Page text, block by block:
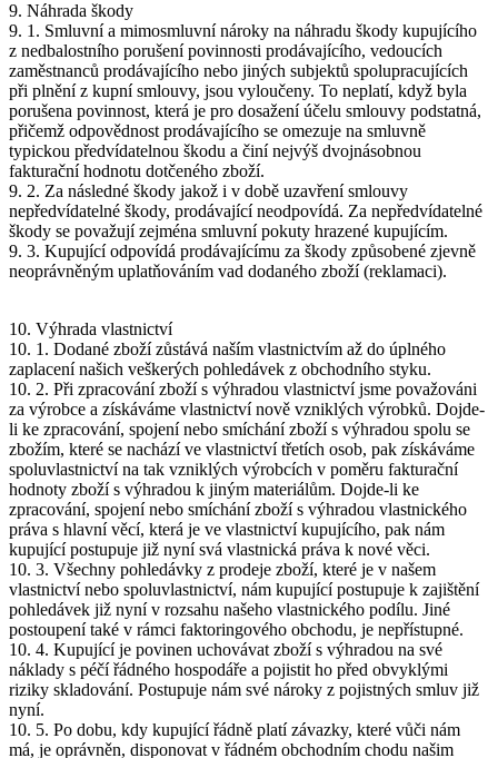
9. Náhrada škody
9. 1. Smluvní a mimosmluvní nároky na náhradu škody kupujícího
z nedbalostního porušení povinnosti prodávajícího, vedoucích
zaměstnanců prodávajícího nebo jiných subjektů spolupracujících
při plnění z kupní smlouvy, jsou vyloučeny. To neplatí, když byla
porušena povinnost, která je pro dosažení účelu smlouvy podstatná,
přičemž odpovědnost prodávajícího se omezuje na smluvně
typickou předvídatelnou škodu a činí nejvýš dvojnásobnou
fakturační hodnotu dotčeného zboží.
9. 2. Za následné škody jakož i v době uzavření smlouvy
nepředvídatelné škody, prodávající neodpovídá. Za nepředvídatelné
škody se považují zejména smluvní pokuty hrazené kupujícím.
9. 3. Kupující odpovídá prodávajícímu za škody způsobené zjevně
neoprávněným uplatňováním vad dodaného zboží (reklamaci).
10. Výhrada vlastnictví
10. 1. Dodané zboží zůstává naším vlastnictvím až do úplného
zaplacení našich veškerých pohledávek z obchodního styku.
10. 2. Při zpracování zboží s výhradou vlastnictví jsme považováni
za výrobce a získáváme vlastnictví nově vzniklých výrobků. Dojde-
li ke zpracování, spojení nebo smíchání zboží s výhradou spolu se
zbožím, které se nachází ve vlastnictví třetích osob, pak získáváme
spoluvlastnictví na tak vzniklých výrobcích v poměru fakturační
hodnoty zboží s výhradou k jiným materiálům. Dojde-li ke
zpracování, spojení nebo smíchání zboží s výhradou vlastnického
práva s hlavní věcí, která je ve vlastnictví kupujícího, pak nám
kupující postupuje již nyní svá vlastnická práva k nové věci.
10. 3. Všechny pohledávky z prodeje zboží, které je v našem
vlastnictví nebo spoluvlastnictví, nám kupující postupuje k zajištění
pohledávek již nyní v rozsahu našeho vlastnického podílu. Jiné
postoupení také v rámci faktoringového obchodu, je nepřístupné.
10. 4. Kupující je povinen uchovávat zboží s výhradou na své
náklady s péčí řádného hospodáře a pojistit ho před obvyklými
riziky skladování. Postupuje nám své nároky z pojistných smluv již
nyní.
10. 5. Po dobu, kdy kupující řádně platí závazky, které vůči nám
má, je oprávněn, disponovat v řádném obchodním chodu našim